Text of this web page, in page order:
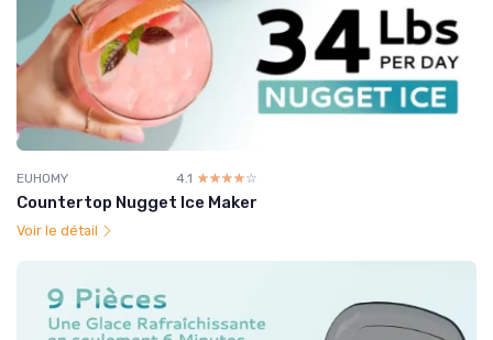
EUHOMY 4.1 ☆☆☆☆☆
★★★★★
Countertop Nugget Ice Maker
Voir le détail